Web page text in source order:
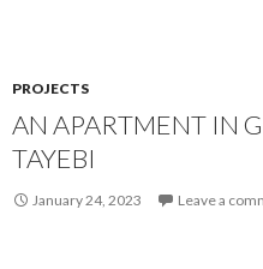
PROJECTS
AN APARTMENT IN
TAYEBI
January 24, 2023 Leave a